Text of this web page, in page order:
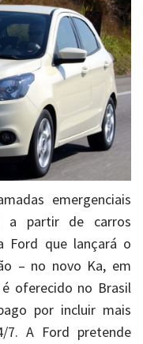
emergenciais
a partir de carros
Ford que lançará o
– no novo Ka, em
oferecido no Brasil
por incluir mais
7. A Ford pretende